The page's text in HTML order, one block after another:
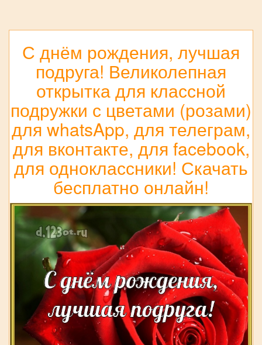
С днём рождения, лучшая
подруга! Великолепная
открытка для классной
подружки с цветами (розами)
для whatsApp, для телеграм,
для вконтакте, для facebook,
для одноклассники! Скачать
бесплатно онлайн!